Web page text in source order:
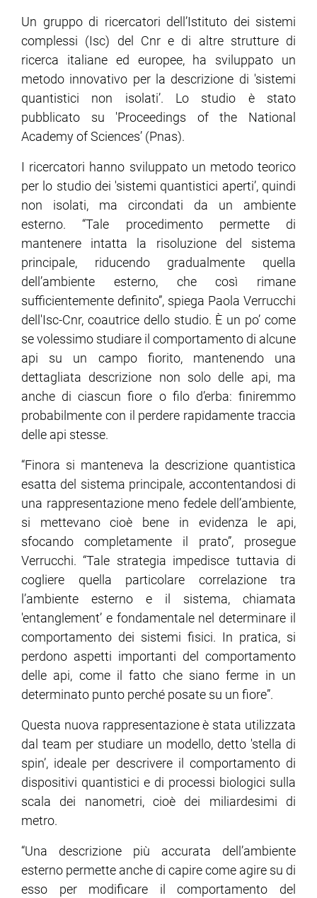
Un gruppo di ricercatori dell’Istituto dei sistemi
complessi (Isc) del Cnr e di altre strutture di
ricerca italiane ed europee, ha sviluppato un
metodo innovativo per la descrizione di 'sistemi
quantistici non isolati’. Lo studio è stato
pubblicato su 'Proceedings of the National
Academy of Sciences’ (Pnas).
I ricercatori hanno sviluppato un metodo teorico
per lo studio dei 'sistemi quantistici aperti’, quindi
non isolati, ma circondati da un ambiente
esterno. “Tale procedimento permette di
mantenere intatta la risoluzione del sistema
principale, riducendo gradualmente quella
dell’ambiente esterno, che così rimane
sufficientemente definito”, spiega Paola Verrucchi
dell'Isc-Cnr, coautrice dello studio. È un po’ come
se volessimo studiare il comportamento di alcune
api su un campo fiorito, mantenendo una
dettagliata descrizione non solo delle api, ma
anche di ciascun fiore o filo d’erba: finiremmo
probabilmente con il perdere rapidamente traccia
delle api stesse.
“Finora si manteneva la descrizione quantistica
esatta del sistema principale, accontentandosi di
una rappresentazione meno fedele dell’ambiente,
si mettevano cioè bene in evidenza le api,
sfocando completamente il prato”, prosegue
Verrucchi. “Tale strategia impedisce tuttavia di
cogliere quella particolare correlazione tra
l’ambiente esterno e il sistema, chiamata
'entanglement’ e fondamentale nel determinare il
comportamento dei sistemi fisici. In pratica, si
perdono aspetti importanti del comportamento
delle api, come il fatto che siano ferme in un
determinato punto perché posate su un fiore”.
Questa nuova rappresentazione è stata utilizzata
dal team per studiare un modello, detto 'stella di
spin’, ideale per descrivere il comportamento di
dispositivi quantistici e di processi biologici sulla
scala dei nanometri, cioè dei miliardesimi di
metro.
“Una descrizione più accurata dell’ambiente
esterno permette anche di capire come agire su di
esso per modificare il comportamento del